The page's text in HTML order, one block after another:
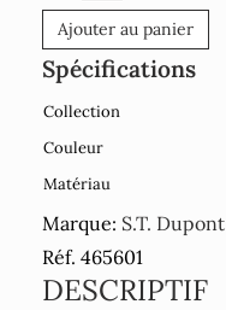
Ajouter au panier
Spécifications
Collection
Couleur
Matériau
Marque: S.T. Dupont
Réf. 465601
DESCRIPTIF